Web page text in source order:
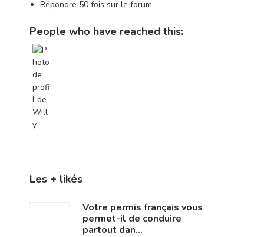
Répondre 50 fois sur le forum
People who have reached this:
Les + likés
Votre permis français vous
permet-il de conduire
partout dan...